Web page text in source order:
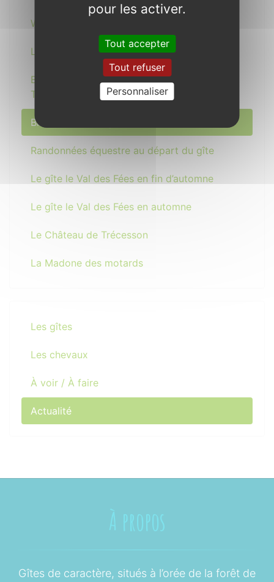
Week-end équestre au gîte Le Val des Fées
Location de vélos à assistance électrique
Balades féeriques avec les Offices de
Tourisme de Brocéliande
Bilan 2015 - Perspective 2016
Randonnées équestre au départ du gîte
Le gîte le Val des Fées en fin d’automne
Le gîte le Val des Fées en automne
Le Château de Trécesson
La Madone des motards
Les gîtes
Les chevaux
À voir / À faire
Actualité
À propos
Gîtes de caractère, situés à l’orée de la forêt de
pour les activer.
Tout accepter
Tout refuser
Personnaliser